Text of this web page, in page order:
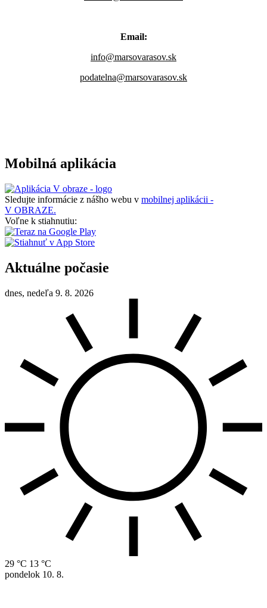
Email:
info@marsovarasov.sk
podatelna@marsovarasov.sk
Mobilná aplikácia
Sledujte informácie z nášho webu v mobilnej aplikácii -
V OBRAZE.
Voľne k stiahnutiu:
Aktuálne počasie
dnes, nedeľa 9. 8. 2026
29 °C 13 °C
pondelok 10. 8.